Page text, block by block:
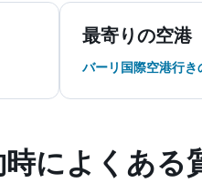
最寄りの空港
バーリ国際空港行き
によくある